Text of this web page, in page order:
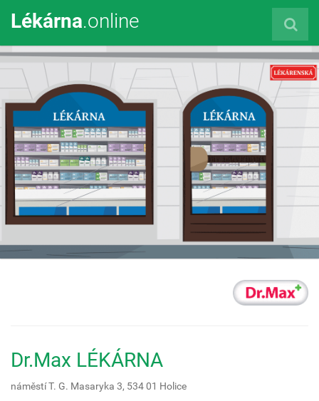
Lékárna.online
Dr.Max LÉKÁRNA
náměstí T. G. Masaryka 3, 534 01 Holice